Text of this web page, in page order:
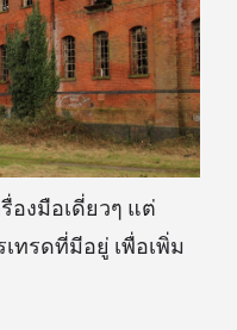
องมือเดี่ยวๆ แต่
ทรดที่มีอยู่ เพื่อเพิ่ม